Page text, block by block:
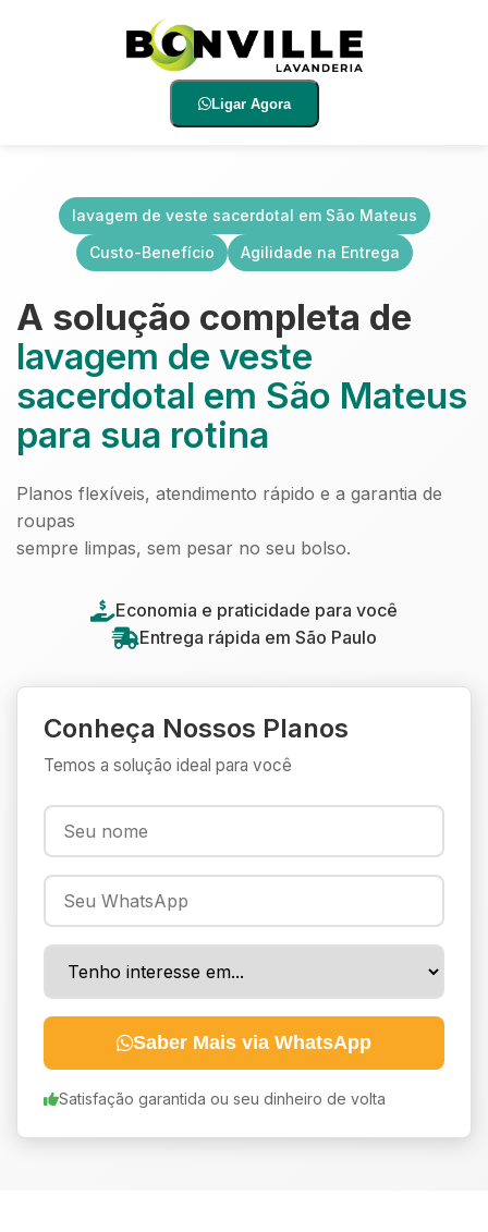
Ligar Agora
lavagem de veste sacerdotal em São Mateus
Custo-Benefício
Agilidade na Entrega
A solução completa de
lavagem de veste
sacerdotal em São Mateus
para sua rotina
Planos flexíveis, atendimento rápido e a garantia de
roupas
sempre limpas, sem pesar no seu bolso.
Economia e praticidade para você
Entrega rápida em São Paulo
Conheça Nossos Planos
Temos a solução ideal para você
Saber Mais via WhatsApp
Satisfação garantida ou seu dinheiro de volta